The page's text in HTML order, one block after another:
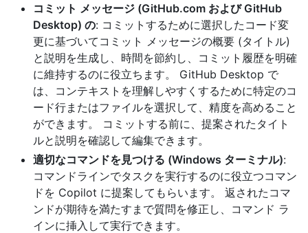
コミット メッセージ (GitHub.com および GitHub
Desktop) の: コミットするために選択したコード変
更に基づいてコミット メッセージの概要 (タイトル)
と説明を生成し、時間を節約し、コミット履歴を明確
に維持するのに役立ちます。 GitHub Desktop で
は、コンテキストを理解しやすくするために特定のコ
ード行またはファイルを選択して、精度を高めること
ができます。 コミットする前に、提案されたタイト
ルと説明を確認して編集できます。
適切なコマンドを見つける (Windows ターミナル):
コマンドラインでタスクを実行するのに役立つコマン
ドを Copilot に提案してもらいます。 返されたコマ
ンドが期待を満たすまで質問を修正し、コマンド ラ
インに挿入して実行できます。